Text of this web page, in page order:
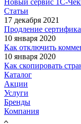
Статьи
17 декабря 2021
Продление
10 января 2020
Как отключить
10 января 2020
Как скопировать
Каталог
Акции
Услуги
Бренды
Компания